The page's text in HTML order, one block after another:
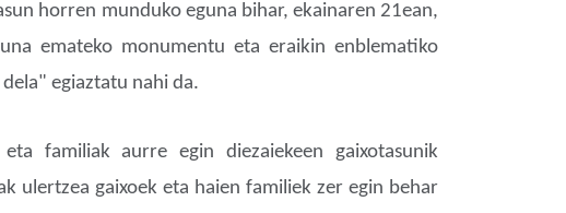
horren munduko eguna bihar, ekainaren 21ean,
emateko monumentu eta eraikin enblematiko
egiaztatu nahi da.
familiak aurre egin diezaiekeen gaixotasunik
ulertzea gaixoek eta haien familiek zer egin behar